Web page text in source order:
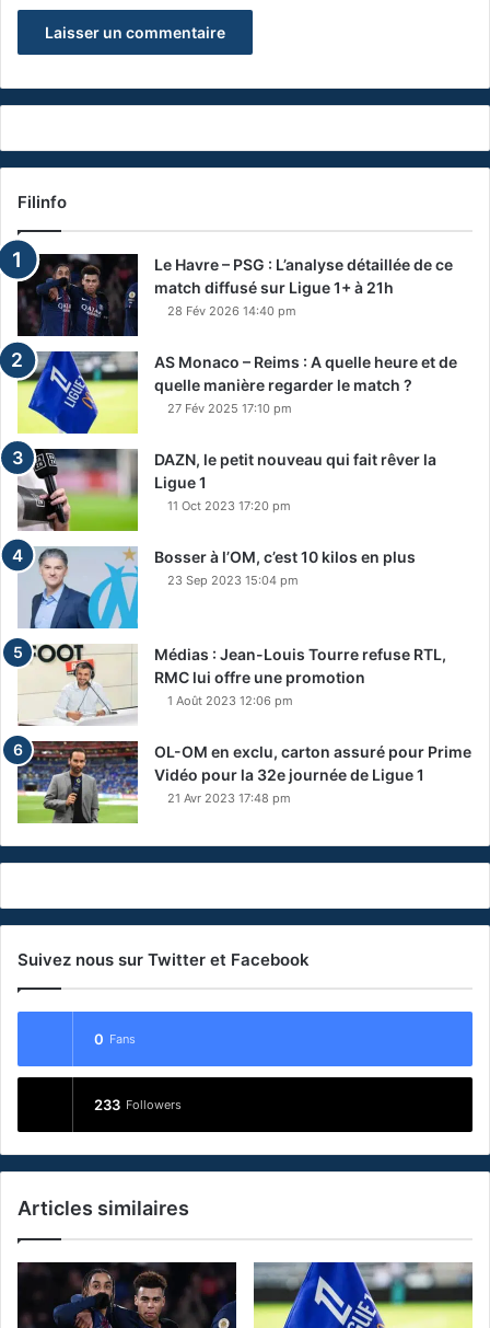
Filinfo
Le Havre – PSG : L’analyse détaillée de ce
match diffusé sur Ligue 1+ à 21h
28 Fév 2026 14:40 pm
AS Monaco – Reims : A quelle heure et de
quelle manière regarder le match ?
27 Fév 2025 17:10 pm
DAZN, le petit nouveau qui fait rêver la
Ligue 1
11 Oct 2023 17:20 pm
Bosser à l’OM, c’est 10 kilos en plus
23 Sep 2023 15:04 pm
Médias : Jean-Louis Tourre refuse RTL,
RMC lui offre une promotion
1 Août 2023 12:06 pm
OL-OM en exclu, carton assuré pour Prime
Vidéo pour la 32e journée de Ligue 1
21 Avr 2023 17:48 pm
Suivez nous sur Twitter et Facebook
0 Fans
233 Followers
Articles similaires